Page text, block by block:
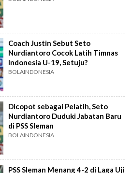
Coach Justin Sebut Seto
Nurdiantoro Cocok Latih Timnas
Indonesia U-19, Setuju?
BOLAINDONESIA
Dicopot sebagai Pelatih, Seto
Nurdiantoro Duduki Jabatan Baru
di PSS Sleman
BOLAINDONESIA
PSS Sleman Menang 4-2 di Laga Uji